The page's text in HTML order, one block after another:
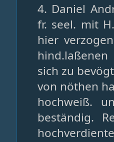
4. Daniel
fr. seel. mit
hier
sich zu
von nöthen
hochweiß.
beständig.